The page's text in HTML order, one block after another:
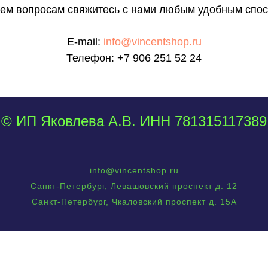
вопросам свяжитесь с нами любым удобным
E-mail: info@vincentshop.ru
Телефон: +7 906 251 52 24
© ИП Яковлева А.В. ИНН 781315117389
info@vincentshop.ru
Санкт-Петербург, Левашовский проспект д. 12
Санкт-Петербург, Чкаловский проспект д. 15А